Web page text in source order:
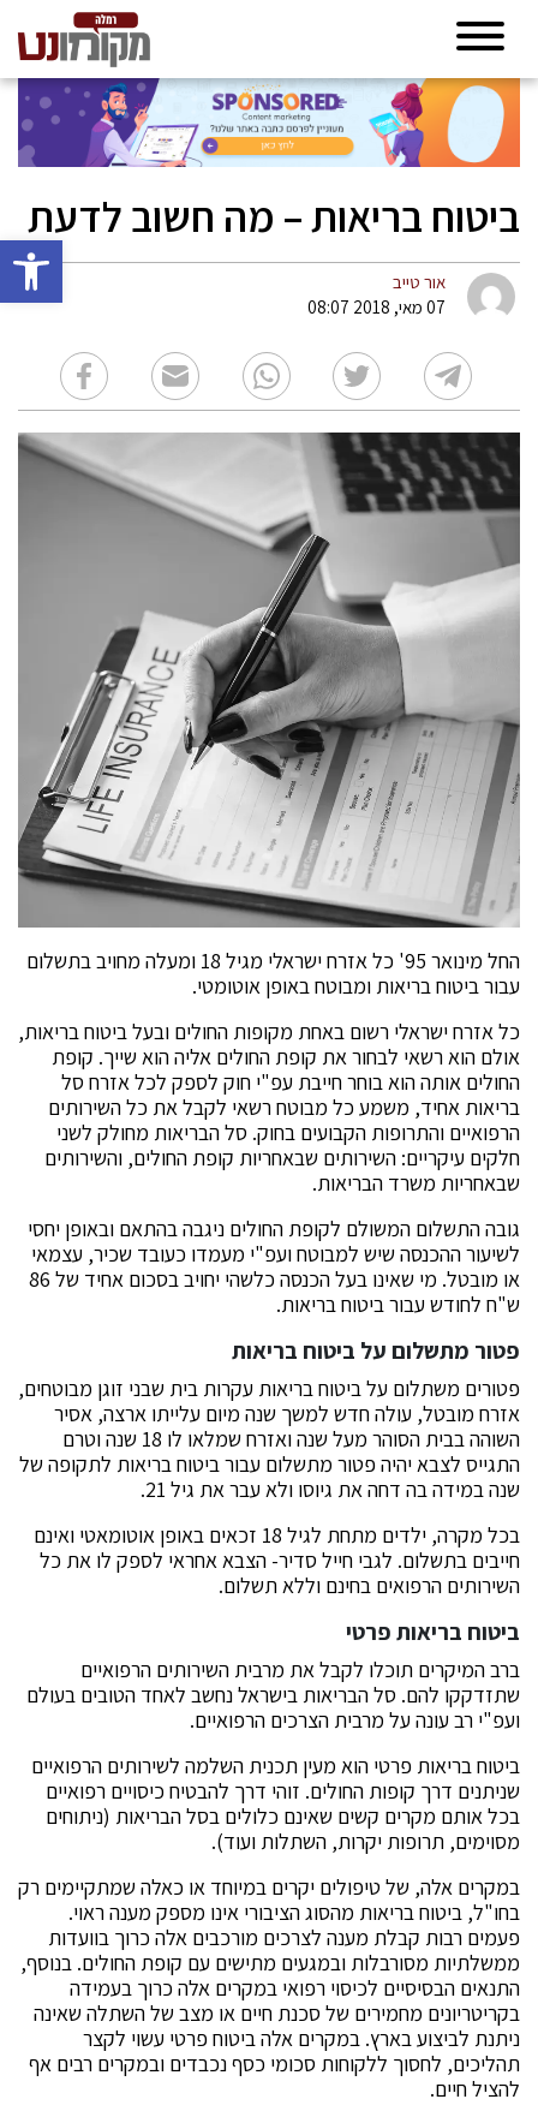
פתח
ביטוח בריאות – מה חשוב לדעת
אור טייב
07 מאי, 2018 08:07
החל מינואר 95' כל אזרח ישראלי מגיל 18 ומעלה מחויב בתשלום
עבור ביטוח בריאות ומבוטח באופן אוטומטי.
כל אזרח ישראלי רשום באחת מקופות החולים ובעל ביטוח בריאות,
אולם הוא רשאי לבחור את קופת החולים אליה הוא שייך. קופת
החולים אותה הוא בוחר חייבת עפ"י חוק לספק לכל אזרח סל
בריאות אחיד, משמע כל מבוטח רשאי לקבל את כל השירותים
הרפואיים והתרופות הקבועים בחוק. סל הבריאות מחולק לשני
חלקים עיקריים: השירותים שבאחריות קופת החולים, והשירותים
שבאחריות משרד הבריאות.
גובה התשלום המשולם לקופת החולים ניגבה בהתאם ובאופן יחסי
לשיעור ההכנסה שיש למבוטח ועפ"י מעמדו כעובד שכיר, עצמאי
או מובטל. מי שאינו בעל הכנסה כלשהי יחויב בסכום אחיד של 86
ש"ח לחודש עבור ביטוח בריאות.
פטור מתשלום על ביטוח בריאות
פטורים משתלום על ביטוח בריאות עקרות בית שבני זוגן מבוטחים,
אזרח מובטל, עולה חדש למשך שנה מיום עלייתו ארצה, אסיר
השוהה בבית הסוהר מעל שנה ואזרח שמלאו לו 18 שנה וטרם
התגייס לצבא יהיה פטור מתשלום עבור ביטוח בריאות לתקופה של
שנה במידה בה דחה את גיוסו ולא עבר את גיל 21.
בכל מקרה, ילדים מתחת לגיל 18 זכאים באופן אוטומאטי ואינם
חייבים בתשלום. לגבי חייל סדיר- הצבא אחראי לספק לו את כל
השירותים הרפואים בחינם וללא תשלום.
ביטוח בריאות פרטי
ברב המיקרים תוכלו לקבל את מרבית השירותים הרפואיים
שתזדקקו להם. סל הבריאות בישראל נחשב לאחד הטובים בעולם
ועפ"י רב עונה על מרבית הצרכים הרפואיים.
ביטוח בריאות פרטי הוא מעין תכנית השלמה לשירותים הרפואיים
שניתנים דרך קופות החולים. זוהי דרך להבטיח כיסויים רפואיים
בכל אותם מקרים קשים שאינם כלולים בסל הבריאות (ניתוחים
מסוימים, תרופות יקרות, השתלות ועוד).
במקרים אלה, של טיפולים יקרים במיוחד או כאלה שמתקיימים רק
בחו"ל, ביטוח בריאות מהסוג הציבורי אינו מספק מענה ראוי.
פעמים רבות קבלת מענה לצרכים מורכבים אלה כרוך בוועדות
ממשלתיות מסורבלות ובמגעים מתישים עם קופת החולים. בנוסף,
התנאים הבסיסיים לכיסוי רפואי במקרים אלה כרוך בעמידה
בקריטריונים מחמירים של סכנת חיים או מצב של השתלה שאינה
ניתנת לביצוע בארץ. במקרים אלה ביטוח פרטי עשוי לקצר
תהליכים, לחסוך ללקוחות סכומי כסף נכבדים ובמקרים רבים אף
להציל חיים.